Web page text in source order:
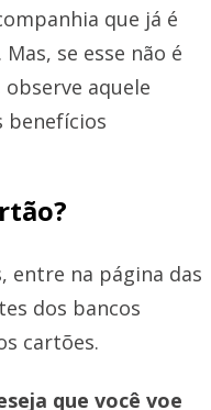
que já é
se esse não é
aquele
benefícios
entre na página das
dos bancos
cartões.
que você voe